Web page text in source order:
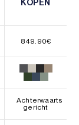
KOPEN
849.90€
Achterwaarts
gericht